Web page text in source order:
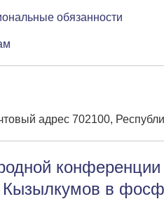
обязанности
адрес 702100,
конференции
в